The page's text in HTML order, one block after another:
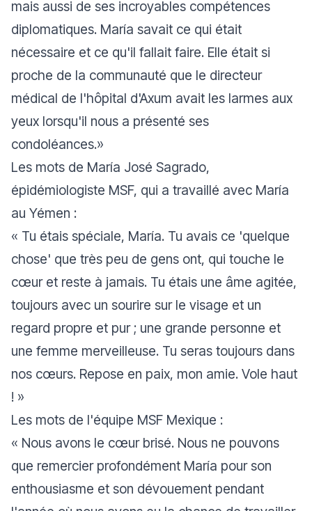
mais aussi de ses incroyables compétences
diplomatiques. María savait ce qui était
nécessaire et ce qu'il fallait faire. Elle était si
proche de la communauté que le directeur
médical de l'hôpital d'Axum avait les larmes aux
yeux lorsqu'il nous a présenté ses
condoléances.»
Les mots de María José Sagrado,
épidémiologiste MSF, qui a travaillé avec María
au Yémen :
« Tu étais spéciale, María. Tu avais ce 'quelque
chose' que très peu de gens ont, qui touche le
cœur et reste à jamais. Tu étais une âme agitée,
toujours avec un sourire sur le visage et un
regard propre et pur ; une grande personne et
une femme merveilleuse. Tu seras toujours dans
nos cœurs. Repose en paix, mon amie. Vole haut
! »
Les mots de l'équipe MSF Mexique :
« Nous avons le cœur brisé. Nous ne pouvons
que remercier profondément María pour son
enthousiasme et son dévouement pendant